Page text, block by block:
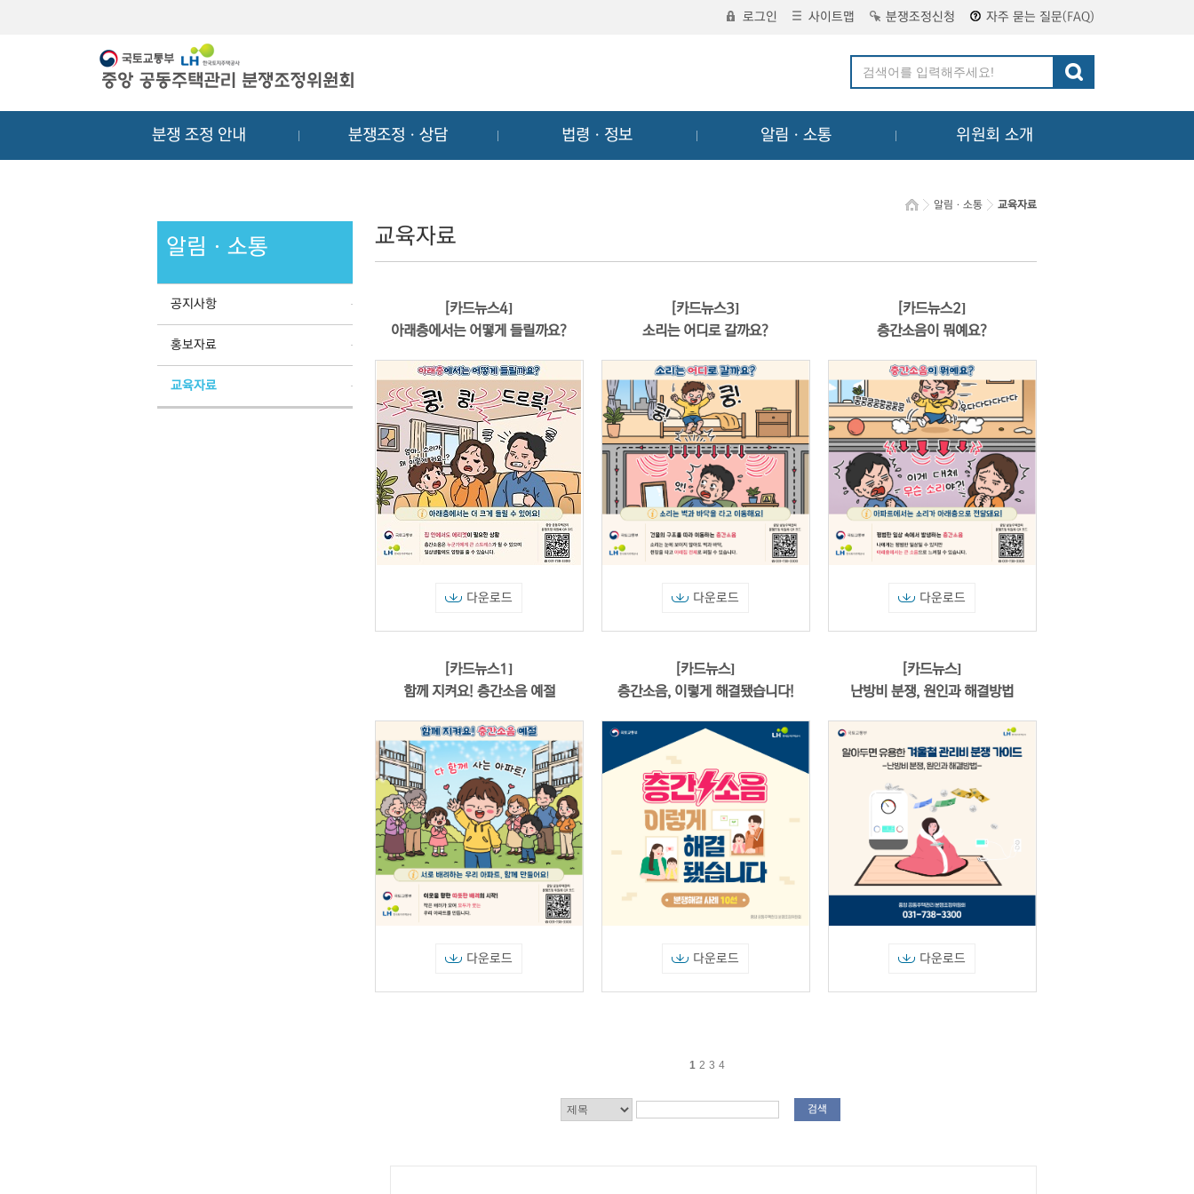
로그인 사이트맵 분쟁조정신청 자주 묻는 질문(FAQ)
분쟁 조정 안내 분쟁조정ㆍ상담 법령ㆍ정보 알림ㆍ소통 위원회 소개
알림ㆍ소통
공지사항
홍보자료
교육자료
알림ㆍ소통 교육자료
교육자료
[카드뉴스4]
아래층에서는 어떻게 들릴까요?
다운로드
[카드뉴스3]
소리는 어디로 갈까요?
다운로드
[카드뉴스2]
층간소음이 뭐예요?
다운로드
[카드뉴스1]
함께 지켜요! 층간소음 예절
다운로드
[카드뉴스]
층간소음, 이렇게 해결됐습니다!
다운로드
[카드뉴스]
난방비 분쟁, 원인과 해결방법
다운로드
1 2 3 4
검색